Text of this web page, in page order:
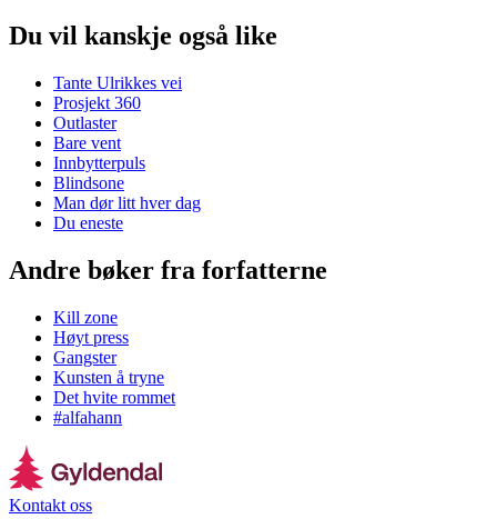
Du vil kanskje også like
Tante Ulrikkes vei
Prosjekt 360
Outlaster
Bare vent
Innbytterpuls
Blindsone
Man dør litt hver dag
Du eneste
Andre bøker fra forfatterne
Kill zone
Høyt press
Gangster
Kunsten å tryne
Det hvite rommet
#alfahann
Kontakt oss